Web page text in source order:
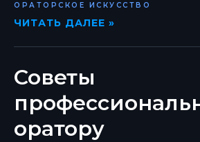
ОРАТОРСКОЕ ИСКУССТВО
ЧИТАТЬ ДАЛЕЕ »
Советы
оратору